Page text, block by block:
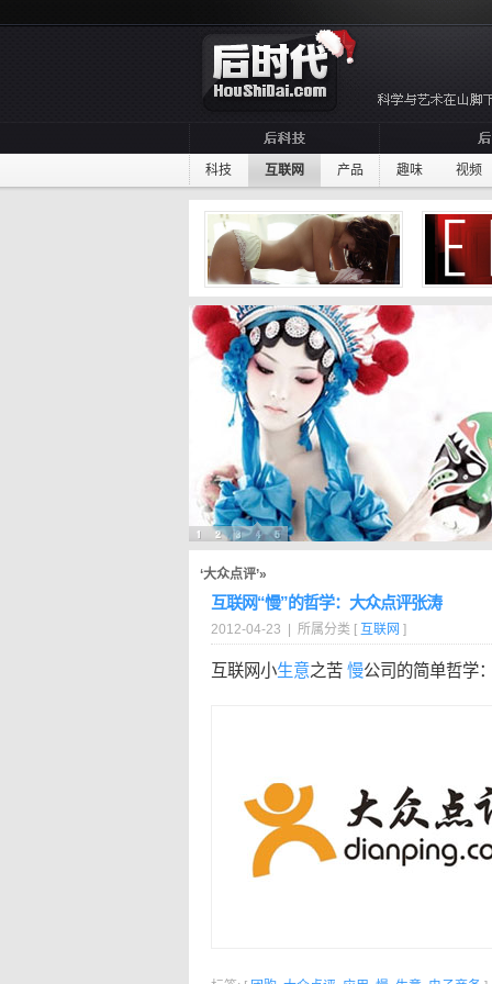
科技 互联网 产品 趣味 视频
‘大众点评’»
互联网“慢”的哲学：大众点评张涛
2012-04-23 | 所属分类 [ 互联网 ]
互联网小生意之苦 慢公司的简单哲学：